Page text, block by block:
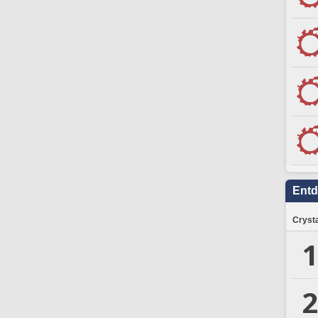
1
2